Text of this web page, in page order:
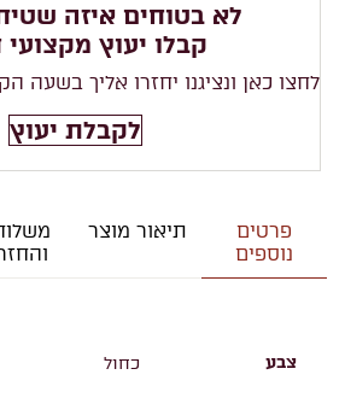
לא בטוחים איזה
קבלו יעוץ מקצועי
לחצו כאן ונציגנו יחזרו אליך בשעה
לקבלת יעוץ
פרטים
נוספים
תיאור מוצר
צבע כחול